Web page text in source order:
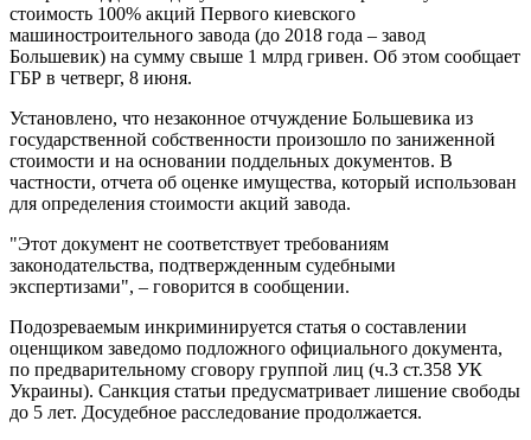
стоимость 100% акций Первого киевского
машиностроительного завода (до 2018 года – завод
Большевик) на сумму свыше 1 млрд гривен. Об этом сообщает
ГБР в четверг, 8 июня.
Установлено, что незаконное отчуждение Большевика из
государственной собственности произошло по заниженной
стоимости и на основании поддельных документов. В
частности, отчета об оценке имущества, который использован
для определения стоимости акций завода.
"Этот документ не соответствует требованиям
законодательства, подтвержденным судебными
экспертизами", – говорится в сообщении.
Подозреваемым инкриминируется статья о составлении
оценщиком заведомо подложного официального документа,
по предварительному сговору группой лиц (ч.3 ст.358 УК
Украины). Санкция статьи предусматривает лишение свободы
до 5 лет. Досудебное расследование продолжается.